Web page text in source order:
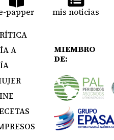
papper mis noticias
A
MIEMBRO
DE: